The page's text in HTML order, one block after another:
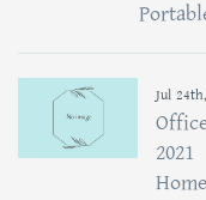
Jul
2021